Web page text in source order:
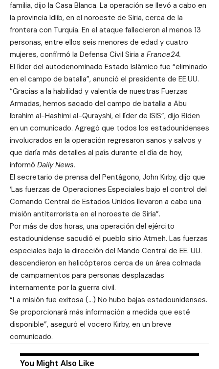
familia, dijo la Casa Blanca. La operación se llevó a cabo en
la provincia Idlib, en el noroeste de Siria, cerca de la
frontera con Turquía. En el ataque fallecieron al menos 13
personas, entre ellos seis menores de edad y cuatro
mujeres, confirmó la Defensa Civil Siria a France24.
El líder del autodenominado Estado Islámico fue “eliminado
en el campo de batalla”, anunció el presidente de EE.UU.
“Gracias a la habilidad y valentía de nuestras Fuerzas
Armadas, hemos sacado del campo de batalla a Abu
Ibrahim al-Hashimi al-Qurayshi, el líder de ISIS”, dijo Biden
en un comunicado. Agregó que todos los estadounidenses
involucrados en la operación regresaron sanos y salvos y
que daría más detalles al país durante el día de hoy,
informó Daily News.
El secretario de prensa del Pentágono, John Kirby, dijo que
‘Las fuerzas de Operaciones Especiales bajo el control del
Comando Central de Estados Unidos llevaron a cabo una
misión antiterrorista en el noroeste de Siria”.
Por más de dos horas, una operación del ejército
estadounidense sacudió el pueblo sirio Atmeh. Las fuerzas
especiales bajo la dirección del Mando Central de EE. UU.
descendieron en helicópteros cerca de un área colmada
de campamentos para personas desplazadas
internamente por la guerra civil.
“La misión fue exitosa (…) No hubo bajas estadounidenses.
Se proporcionará más información a medida que esté
disponible”, aseguró el vocero Kirby, en un breve
comunicado.
You Might Also Like